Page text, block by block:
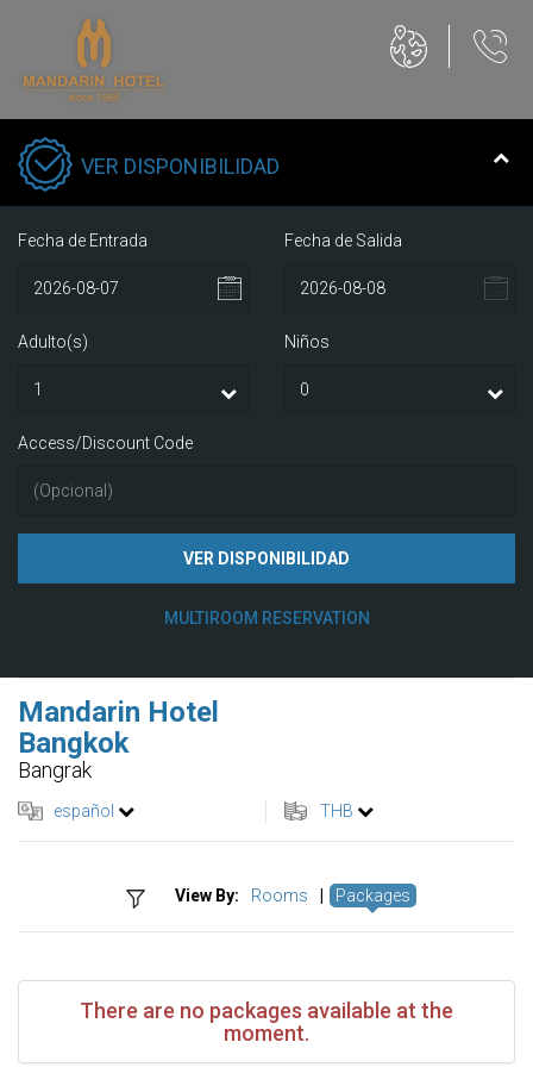
VER DISPONIBILIDAD
Fecha de Entrada Fecha de Salida
Adulto(s) Niños
Access/Discount Code
VER DISPONIBILIDAD
MULTIROOM RESERVATION
Mandarin Hotel
Bangkok
Bangrak
español THB
View By: Rooms Packages
There are no packages available at the
moment.